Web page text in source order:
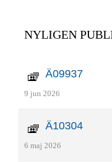
NYLIGEN
Ä09937
9 jun 2026
Ä10304
6 maj 2026